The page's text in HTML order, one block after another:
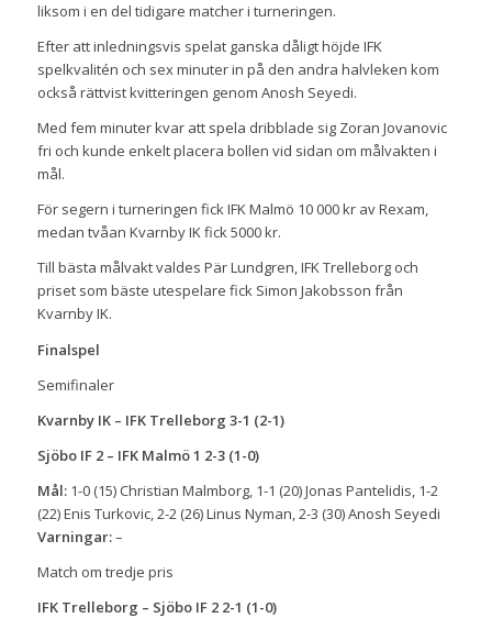
liksom i en del tidigare matcher i turneringen.
Efter att inledningsvis spelat ganska dåligt höjde IFK
spelkvalitén och sex minuter in på den andra halvleken kom
också rättvist kvitteringen genom Anosh Seyedi.
Med fem minuter kvar att spela dribblade sig Zoran Jovanovic
fri och kunde enkelt placera bollen vid sidan om målvakten i
mål.
För segern i turneringen fick IFK Malmö 10 000 kr av Rexam,
medan tvåan Kvarnby IK fick 5000 kr.
Till bästa målvakt valdes Pär Lundgren, IFK Trelleborg och
priset som bäste utespelare fick Simon Jakobsson från
Kvarnby IK.
Finalspel
Semifinaler
Kvarnby IK – IFK Trelleborg 3-1 (2-1)
Sjöbo IF 2 – IFK Malmö 1 2-3 (1-0)
Mål:1-0 (15) Christian Malmborg, 1-1 (20) Jonas Pantelidis, 1-2
(22) Enis Turkovic, 2-2 (26) Linus Nyman, 2-3 (30) Anosh Seyedi
Varningar:–
Match om tredje pris
IFK Trelleborg – Sjöbo IF 2 2-1 (1-0)